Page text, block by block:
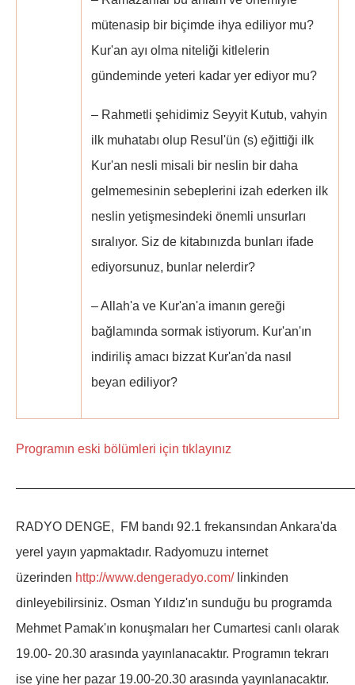
mütenasip bir biçimde ihya ediliyor mu?
Kur'an ayı olma niteliği kitlelerin
gündeminde yeteri kadar yer ediyor mu?
– Rahmetli şehidimiz Seyyit Kutub, vahyin
ilk muhatabı olup Resul'ün (s) eğittiği ilk
Kur'an nesli misali bir neslin bir daha
gelmemesinin sebeplerini izah ederken ilk
neslin yetişmesindeki önemli unsurları
sıralıyor. Siz de kitabınızda bunları ifade
ediyorsunuz, bunlar nelerdir?
– Allah'a ve Kur'an'a imanın gereği
bağlamında sormak istiyorum. Kur'an'ın
indiriliş amacı bizzat Kur'an'da nasıl
beyan ediliyor?
Programın eski bölümleri için tıklayınız
RADYO DENGE, FM bandı 92.1 frekansından Ankara'da
yerel yayın yapmaktadır. Radyomuzu internet
üzerinden http://www.dengeradyo.com/linkinden
dinleyebilirsiniz. Osman Yıldız'ın sunduğu bu programda
Mehmet Pamak'ın konuşmaları her Cumartesi canlı olarak
19.00- 20.30 arasında yayınlanacaktır. Programın tekrarı
ise yine her pazar 19.00-20.30 arasında yayınlanacaktır.